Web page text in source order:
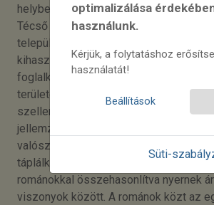
optimalizálása
használunk.
Kérjük, a folytatáshoz
használatát!
Beállítások
Süti-
helyben lakó, nagyobb magyar
Técső és Huszt határozottan
települések voltak. Korszakunk
kihasználva földműveléssel, vízmenti
foglalkoztak. Házuk tája és viseletük
területek korabeli állapotával. Leírójuk
szellemük épségét, ami közvetetten a
jellemzőjük hasonló képet mutat, de
valószínűleg korszerűbb
táplálkozásuk elfogadható
románokkal összehasonlítva nyernek
viszonyok között. A románok közt az